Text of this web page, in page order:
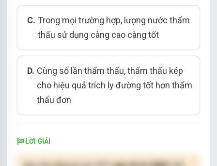
C. Trong mọi trường hợp, lượng nước thẩm
thấu sử dụng càng cao càng tốt
D. Cùng số lần thẩm thấu, thẩm thấu kép
cho hiệu quả trích ly đường tốt hơn thẩm
thấu đơn
LỜI GIẢI